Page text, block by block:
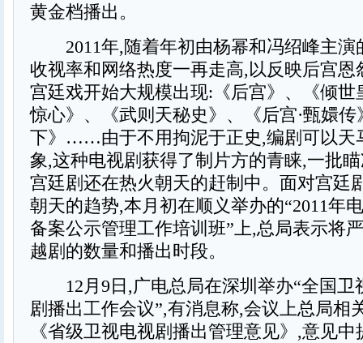
黄金档播出。
2011年,随着年初由杨幂和冯绍峰主演
收视率和网络热度一再走高,以反映后宫恩
宫廷戏开始大规模出现:《后宫》、《倾世
惊心》、《武则天秘史》、《后宫·甄嬛
下》……由于不用拘泥于正史,编剧可以天
象,这种电视剧获得了制片方的青睐,一批
宫廷剧还在热火朝天的赶制中。面对宫廷
朝天的趋势,本月初在顺义举办的“2011年
备案公示管理工作培训班”上,总局表示将
越剧的数量和播出时段。
12月9日,广电总局在深圳举办“全国卫
剧播出工作会议”,有消息称,会议上总局相
《省级卫视电视剧播出管理意见》,意见